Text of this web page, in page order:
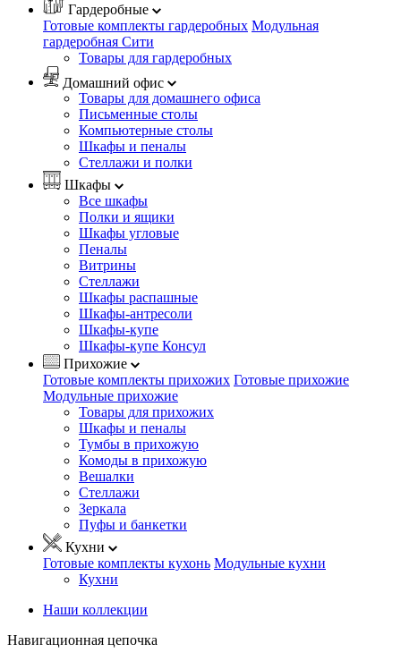
Гардеробные
Готовые комплекты гардеробных Модульная
гардеробная Сити
Товары для гардеробных
Домашний офис
Товары для домашнего офиса
Письменные столы
Компьютерные столы
Шкафы и пеналы
Стеллажи и полки
Шкафы
Все шкафы
Полки и ящики
Шкафы угловые
Пеналы
Витрины
Стеллажи
Шкафы распашные
Шкафы-антресоли
Шкафы-купе
Шкафы-купе Консул
Прихожие
Готовые комплекты прихожих Готовые прихожие
Модульные прихожие
Товары для прихожих
Шкафы и пеналы
Тумбы в прихожую
Комоды в прихожую
Вешалки
Стеллажи
Зеркала
Пуфы и банкетки
Кухни
Готовые комплекты кухонь Модульные кухни
Кухни
Наши коллекции
Навигационная цепочка